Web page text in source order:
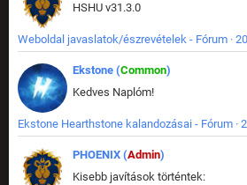
HSHU v31.3.0
Weboldal javaslatok/észrevételek - Fórum ·
Ekstone (Common)
Kedves Naplóm!
Ekstone Hearthstone kalandozásai - Fórum ·
PHOENIX (Admin)
Kisebb javítások történtek: